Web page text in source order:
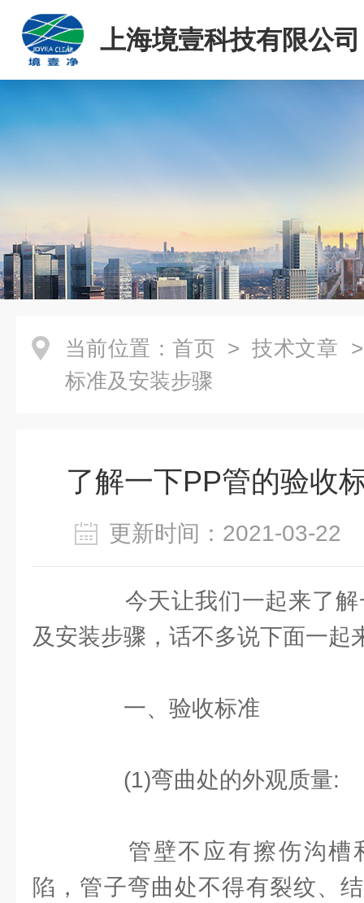
上海境壹科技有限公司
当前位置： 首页 > 技术文章
标准及安装步骤
了解一下PP管的验收
更新时间：2021-03-
今天让我们一起来了解
及安装步骤，话不多说下面一起
一、验收标准
(1)弯曲处的外观质量:
管壁不应有擦伤沟槽
陷，管子弯曲处不得有裂纹、